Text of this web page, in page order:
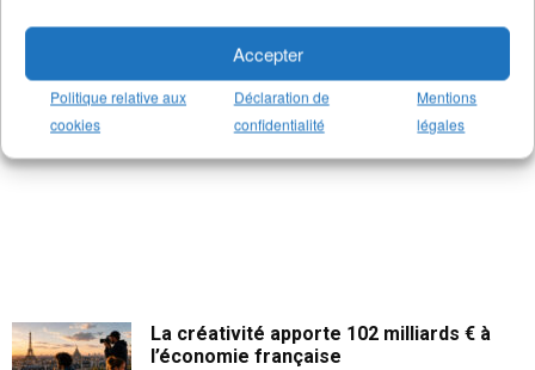
Accepter
Politique relative aux
cookies
Déclaration de
confidentialité
Mentions
légales
La créativité apporte 102 milliards € à
l’économie française